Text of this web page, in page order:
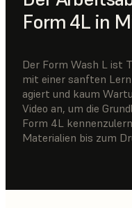
Form 4L in
Der Form Wash L ist
mit einer sanften
agiert und kaum
Video an, um die
Form 4L
Materialien bis zum